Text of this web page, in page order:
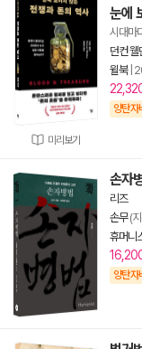
미리보기
눈에
시대마
던컨 웰
윌북|
양탄자
손자
리즈
손무(지
휴머니
양탄자